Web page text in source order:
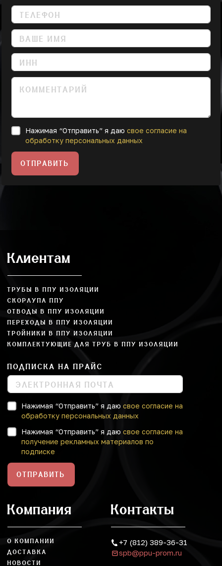
Нажимая “Отправить” я даю свое согласие на
обработку персональных данных
ОТПРАВИТЬ
Клиентам
ТРУБЫ В ППУ ИЗОЛЯЦИИ
СКОРЛУПА ППУ
ОТВОДЫ В ППУ ИЗОЛЯЦИИ
ПЕРЕХОДЫ В ППУ ИЗОЛЯЦИИ
ТРОЙНИКИ В ППУ ИЗОЛЯЦИИ
КОМПЛЕКТУЮЩИЕ ДЛЯ ТРУБ В ППУ ИЗОЛЯЦИИ
ПОДПИСКА НА ПРАЙС
Нажимая “Отправить” я даю свое согласие на
обработку персональных данных
Нажимая “Отправить” я даю свое согласие на
получение рекламных материалов по
подписке
ОТПРАВИТЬ
Компания
О КОМПАНИИ
ДОСТАВКА
НОВОСТИ
Контакты
+7 (812) 389-36-31
spb@ppu-prom.ru